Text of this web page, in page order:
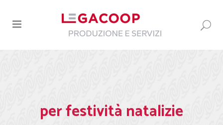
per festività natalizie